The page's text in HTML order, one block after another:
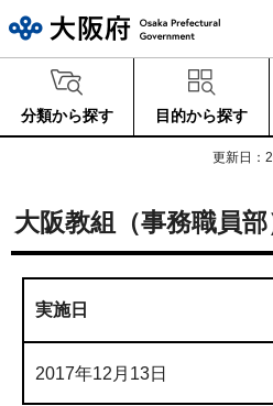
分類から探す 目的から探す
更新日：
大阪教組（事務職員
実施日
2017年12月13日